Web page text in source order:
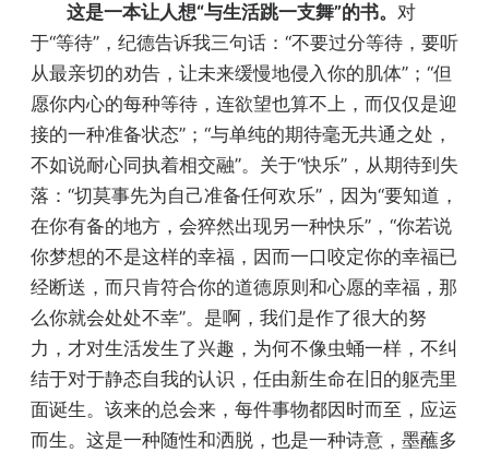
这是一本让人想“与生活跳一支舞”的书。对
于“等待”，纪德告诉我三句话：“不要过分等待，要听
从最亲切的劝告，让未来缓慢地侵入你的肌体”；“但
愿你内心的每种等待，连欲望也算不上，而仅仅是迎
接的一种准备状态”；“与单纯的期待毫无共通之处，
不如说耐心同执着相交融”。关于“快乐”，从期待到失
落：“切莫事先为自己准备任何欢乐”，因为“要知道，
在你有备的地方，会猝然出现另一种快乐”，“你若说
你梦想的不是这样的幸福，因而一口咬定你的幸福已
经断送，而只肯符合你的道德原则和心愿的幸福，那
么你就会处处不幸”。是啊，我们是作了很大的努
力，才对生活发生了兴趣，为何不像虫蛹一样，不纠
结于对于静态自我的认识，任由新生命在旧的躯壳里
面诞生。该来的总会来，每件事物都因时而至，应运
而生。这是一种随性和洒脱，也是一种诗意，墨蘸多